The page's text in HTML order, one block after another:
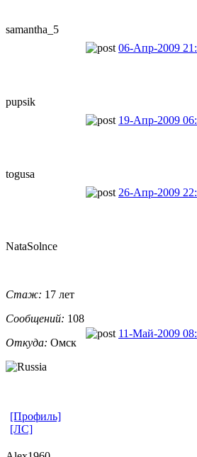
samantha_5
06-Апр-2009
pupsik
19-Апр-2009
togusa
26-Апр-2009
NataSolnce
Стаж: 17 лет
Сообщений: 108
Откуда: Омск
11-Май-2009
[Профиль]
[ЛС]